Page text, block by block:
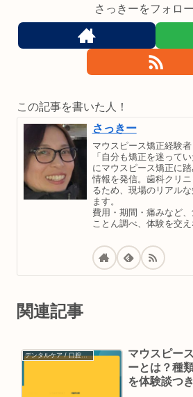
さっきーをフォロ
この記事を書いた人！
さっきー
マウスピース矯正経験
「自分も矯正を迷って
にマウスピース矯正に
情報を発信。歯科クリ
るため、現場のリアル
ます。
費用・期間・痛みなど
ことん調べ、体験を交
関連記事
デンタルケア / 口腔ケア
マウスピー
ーとは？種
を体験談つ